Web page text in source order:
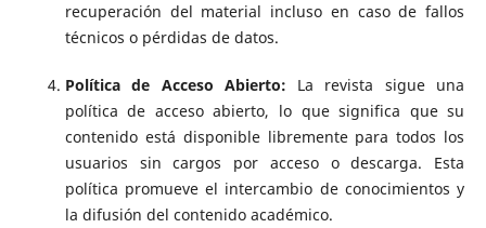
recuperación del material incluso en caso de fallos
técnicos o pérdidas de datos.
Política de Acceso Abierto: La revista sigue una
política de acceso abierto, lo que significa que su
contenido está disponible libremente para todos los
usuarios sin cargos por acceso o descarga. Esta
política promueve el intercambio de conocimientos y
la difusión del contenido académico.